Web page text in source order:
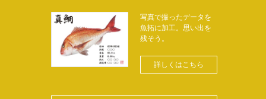
写真で撮ったデータを
魚拓に加工。思い出を
残そう。
詳しくはこちら